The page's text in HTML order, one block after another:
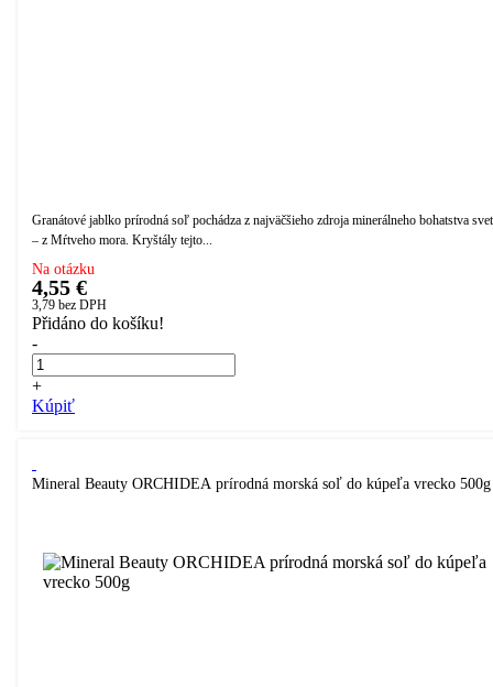
Granátové jablko prírodná soľ pochádza z najväčšieho zdroja minerálneho bohatstva
– z Mŕtveho mora. Kryštály tejto...
Na otázku
4,55 €
3,79 bez DPH
Přidáno do košíku!
-
+
Kúpiť
Mineral Beauty ORCHIDEA prírodná morská soľ do kúpeľa vrecko 500g